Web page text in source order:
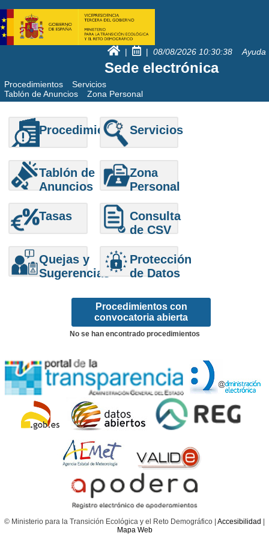
| | 08/08/2026 10:30:38 Ayuda
Sede electrónica
Procedimientos
Servicios
Tablón de Anuncios
Zona Personal
Procedimientos Servicios
Tablón de
Anuncios
Zona
Personal
Tasas
Consulta
de CSV
Quejas y
Sugerencias
Protección
de Datos
Procedimientos con
convocatoria abierta
No se han encontrado procedimientos
© Ministerio para la Transición Ecológica y el Reto Demográfico | Accesibilidad
Mapa Web